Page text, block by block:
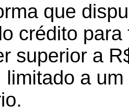
que
crédito
superior a
limitado a